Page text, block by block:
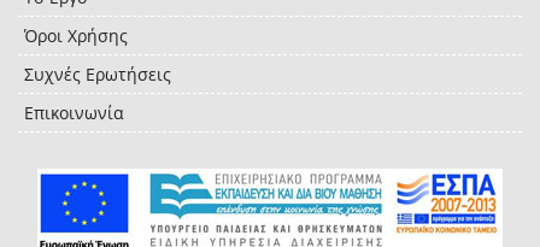
Όροι Χρήσης
Συχνές Ερωτήσεις
Επικοινωνία